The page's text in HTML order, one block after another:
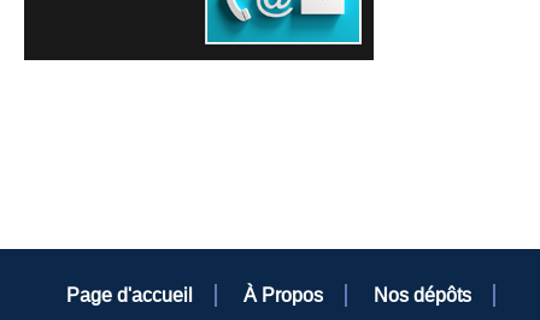
Page d'accueil À Propos
Nos dépôts